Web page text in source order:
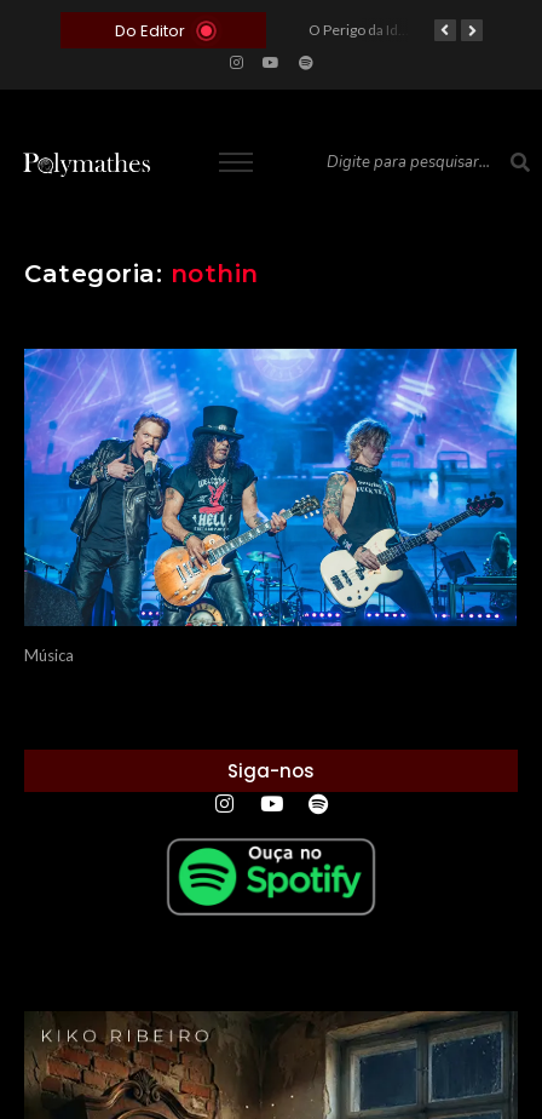
Do Editor
O Voto como Moeda: Clientelismo e o Analfabetismo Funcional Político no Brasil O Perigo da Ideologia Desenfreada na Justiça: Quando a Pauta Política Substitui a Pena Criminal
Categoria: nothin
Música
Siga-nos